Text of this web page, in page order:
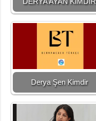
Derya Şen Kimdir